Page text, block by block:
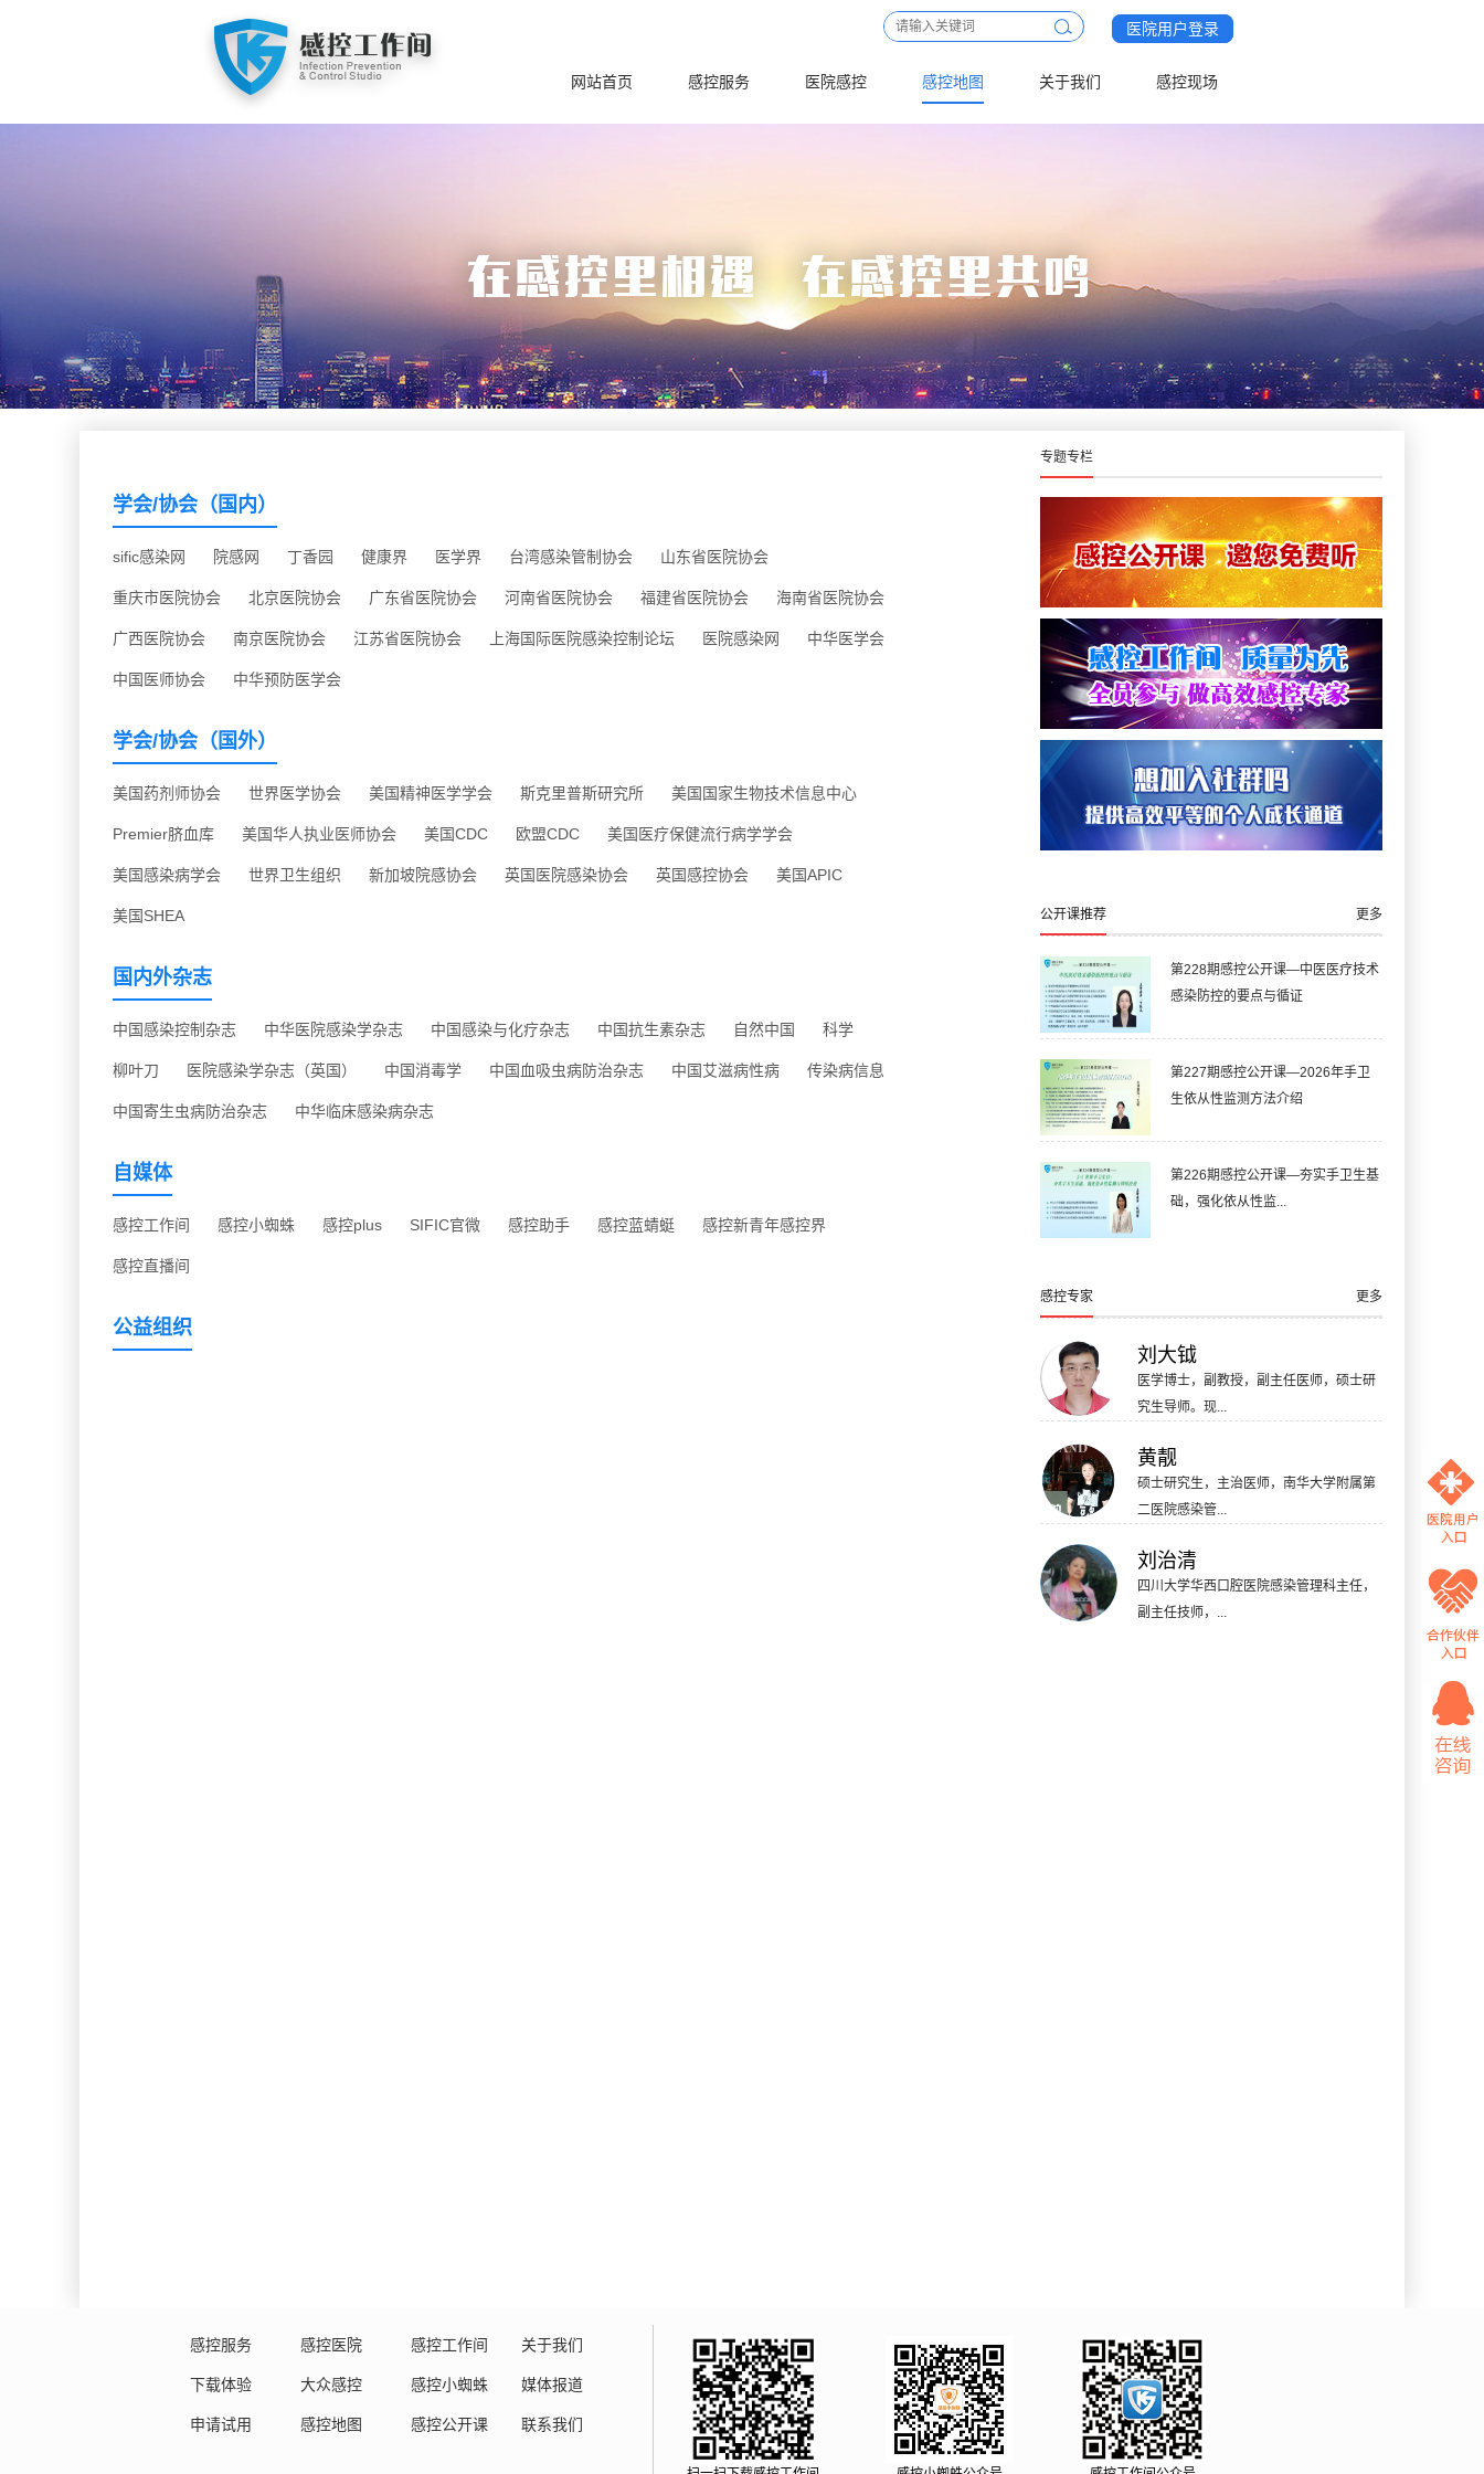
医院用户登录
网站首页 感控服务 医院感控 感控地图 关于我们 感控现场
学会/协会（国内）
sific感染网 院感网 丁香园 健康界 医学界 台湾感染管制协会 山东省医院协会
重庆市医院协会 北京医院协会 广东省医院协会 河南省医院协会 福建省医院协会 海南省医院协会
广西医院协会 南京医院协会 江苏省医院协会 上海国际医院感染控制论坛 医院感染网 中华医学会
中国医师协会 中华预防医学会
学会/协会（国外）
美国药剂师协会 世界医学协会 美国精神医学学会 斯克里普斯研究所 美国国家生物技术信息中心
Premier脐血库 美国华人执业医师协会 美国CDC 欧盟CDC 美国医疗保健流行病学学会
美国感染病学会 世界卫生组织 新加坡院感协会 英国医院感染协会 英国感控协会 美国APIC
美国SHEA
国内外杂志
中国感染控制杂志 中华医院感染学杂志 中国感染与化疗杂志 中国抗生素杂志 自然中国 科学
柳叶刀 医院感染学杂志（英国） 中国消毒学 中国血吸虫病防治杂志 中国艾滋病性病 传染病信息
中国寄生虫病防治杂志 中华临床感染病杂志
自媒体
感控工作间 感控小蜘蛛 感控plus SIFIC官微 感控助手 感控蓝蜻蜓 感控新青年感控界
感控直播间
公益组织
专题专栏
公开课推荐 更多
第228期感控公开课—中医医疗技术
感染防控的要点与循证
第227期感控公开课—2026年手卫
生依从性监测方法介绍
第226期感控公开课—夯实手卫生基
础，强化依从性监...
感控专家 更多
刘大钺
医学博士，副教授，副主任医师，硕士研
究生导师。现...
黄靓
硕士研究生，主治医师，南华大学附属第
二医院感染管...
刘治清
四川大学华西口腔医院感染管理科主任，
副主任技师，...
感控服务
下载体验
申请试用
感控医院
大众感控
感控地图
感控工作间
感控小蜘蛛
感控公开课
关于我们
媒体报道
联系我们